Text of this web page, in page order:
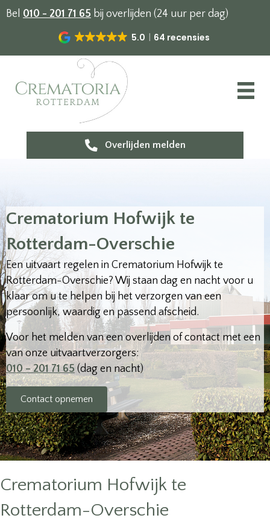
Bel 010 - 201 71 65 bij overlijden (24 uur per dag)
5.0
64 recensies
Overlijden melden
Crematorium Hofwijk te
Rotterdam-Overschie
Een uitvaart regelen in Crematorium Hofwijk te
Rotterdam-Overschie? Wij staan dag en nacht voor u
klaar om u te helpen bij het verzorgen van een
persoonlijk, waardig en passend afscheid.
Voor het melden van een overlijden of contact met een
van onze uitvaartverzorgers:
010 – 201 71 65 (dag en nacht)
Contact opnemen
Crematorium Hofwijk te
Rotterdam-Overschie